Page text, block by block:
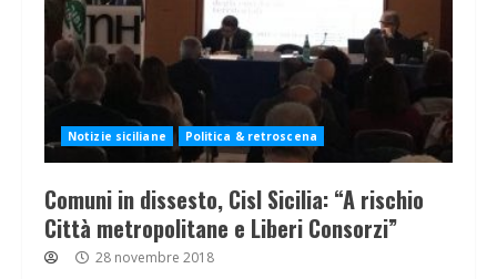
Notizie siciliane Politica & retroscena
Comuni in dissesto, Cisl Sicilia: “A rischio
Città metropolitane e Liberi Consorzi”
28 novembre 2018